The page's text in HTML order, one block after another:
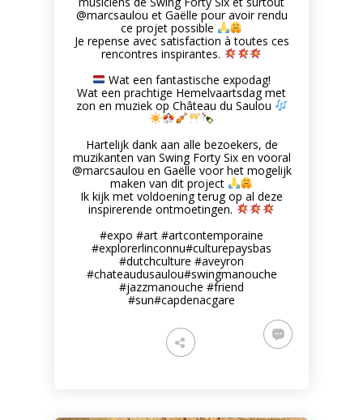
@marcsaulou et Gaëlle pour avoir rendu
ce projet possible
Je repense avec satisfaction à toutes ces
rencontres inspirantes.
Wat een fantastische expodag!
Wat een prachtige Hemelvaartsdag met
zon en muziek op Château du Saulou
Hartelijk dank aan alle bezoekers, de
muzikanten van Swing Forty Six en vooral
@marcsaulou en Gaëlle voor het mogelijk
maken van dit project
Ik kijk met voldoening terug op al deze
inspirerende ontmoetingen.
#expo #art #artcontemporaine
#explorerlinconnu#culturepaysbas
#dutchculture #aveyron
#chateaudusaulou#swingmanouche
#jazzmanouche #friend
#sun#capdenacgare